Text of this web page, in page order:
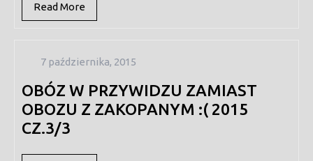
Read More
More
7 października, 20157
2015
OBÓZ W PRZYWIDZU ZAMIAST
OBOZU Z ZAKOPANYM :( 2015
CZ.3/3